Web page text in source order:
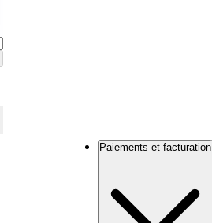
Paiements et facturation